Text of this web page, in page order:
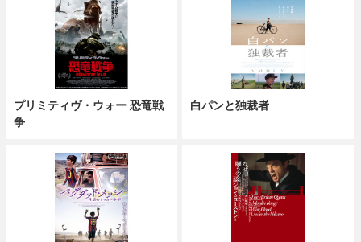
プリミティヴ・ウォー 恐竜戦
争
白パンと独裁者